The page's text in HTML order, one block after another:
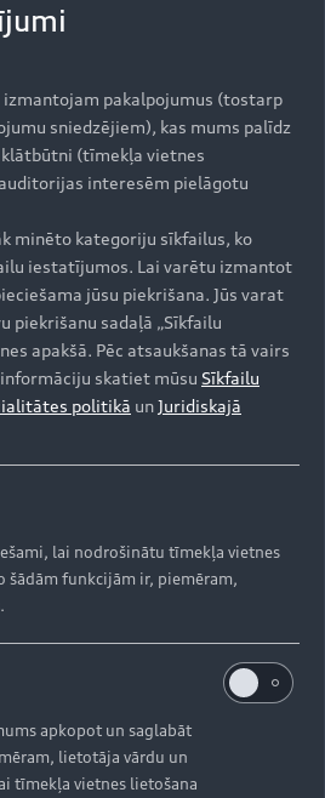
izmantojam pakalpojumus (tostarp
sniedzējiem), kas mums palīdz
(tīmekļa vietnes
interesēm pielāgotu
minēto kategoriju sīkfailus, ko
iestatījumos. Lai varētu izmantot
jūsu piekrišana. Jūs varat
piekrišanu sadaļā „Sīkfailu
apakšā. Pēc atsaukšanas tā vairs
skatiet mūsu Sīkfailu
politikā unJuridiskajā
lai nodrošinātu tīmekļa vietnes
šādām funkcijām ir, piemēram,
apkopot un saglabāt
lietotāja vārdu un
tīmekļa vietnes lietošana